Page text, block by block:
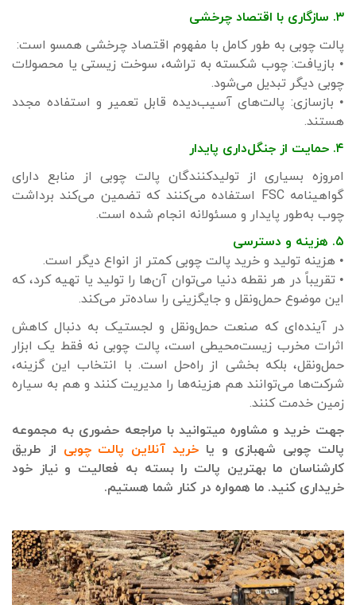
۳. ‌سازگاری با اقتصاد چرخشی
پالت چوبی به طور کامل با مفهوم اقتصاد چرخشی همسو است:
• بازیافت: چوب شکسته به تراشه، سوخت زیستی یا محصولات
چوبی دیگر تبدیل می‌شود.
• بازسازی: پالت‌های آسیب‌دیده قابل تعمیر و استفاده مجدد
هستند.
۴. ‌حمایت از جنگل‌داری پایدار
امروزه بسیاری از تولیدکنندگان پالت چوبی از منابع دارای
گواهینامه FSC استفاده می‌کنند که تضمین می‌کند برداشت
چوب به‌طور پایدار و مسئولانه انجام شده است.
۵. ‌هزینه و دسترسی
• هزینه تولید و خرید پالت چوبی کمتر از انواع دیگر است.
• تقریباً در هر نقطه دنیا می‌توان آن‌ها را تولید یا تهیه کرد، که
این موضوع حمل‌ونقل و جایگزینی را ساده‌تر می‌کند.
در آینده‌ای که صنعت حمل‌ونقل و لجستیک به دنبال کاهش
اثرات مخرب زیست‌محیطی است، پالت چوبی نه فقط یک ابزار
حمل‌ونقل، بلکه بخشی از راه‌حل است. با انتخاب این گزینه،
شرکت‌ها می‌توانند هم هزینه‌ها را مدیریت کنند و هم به سیاره
زمین خدمت کنند.
جهت خرید و مشاوره میتوانید با مراجعه حضوری به مجموعه
پالت چوبی شهبازی و یا خرید آنلاین پالت چوبی از طریق
کارشناسان ما بهترین پالت را بسته به فعالیت و نیاز خود
خریداری کنید. ما همواره در کنار شما هستیم.